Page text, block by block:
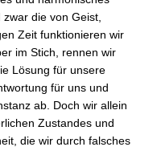
die von Geist,
Zeit funktionieren wir
im Stich, rennen wir
Lösung für unsere
für uns und
ab. Doch wir allein
Zustandes und
die wir durch falsches